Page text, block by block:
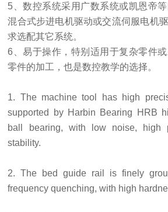
5、数控系统采用广数系统或凯恩帝
混合式步进电机驱动或交流伺服电机
求选配其它系统。
6、易于操作，特别适用于复杂零件
零件的加工，也是数控教学的选择。
1. The machine tool has high
supported by Harbin Bearing HRB
ball bearing, with low noise, high
stability.
2. The bed guide rail is finely
frequency quenching, with high